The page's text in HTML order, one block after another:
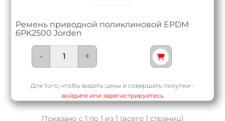
Ремень приводной поликлиновой EPDM
6PK2500 Jorden
- +
Для того, чтобы видеть цены и совершать покупки -
войдите или зарегистрируйтесь
Показано с 1 по 1 из 1 (всего 1 страниц)